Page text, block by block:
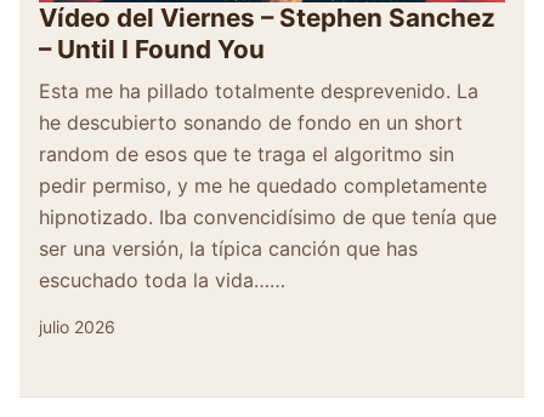
Vídeo del Viernes – Stephen Sanchez
– Until I Found You
Esta me ha pillado totalmente desprevenido. La
he descubierto sonando de fondo en un short
random de esos que te traga el algoritmo sin
pedir permiso, y me he quedado completamente
hipnotizado. Iba convencidísimo de que tenía que
ser una versión, la típica canción que has
escuchado toda la vida……
julio 2026